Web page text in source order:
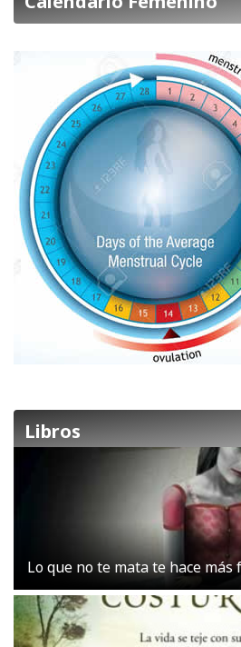
Libros
Lo que no te mata te hace